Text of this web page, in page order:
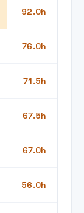
92.0h
76.0h
71.5h
67.5h
67.0h
56.0h